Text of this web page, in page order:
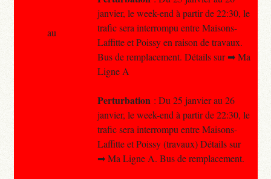
janvier, le week-end à partir de 22:30, le
trafic sera interrompu entre Maisons-
Laffitte et Poissy en raison de travaux.
Bus de remplacement. Détails sur ➡ Ma
Ligne A
Perturbation : Du 25 janvier au 26
janvier, le week-end à partir de 22:30, le
trafic sera interrompu entre Maisons-
Laffitte et Poissy (travaux) Détails sur
➡ Ma Ligne A. Bus de remplacement.
au